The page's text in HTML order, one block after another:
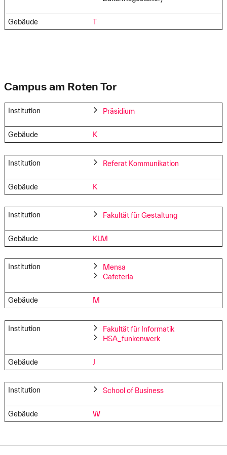
Gebäude T
Campus am Roten Tor
Institution Präsidium
Gebäude K
Institution Referat Kommunikation
Gebäude K
Institution Fakultät für Gestaltung
Gebäude KLM
Institution
Mensa
Cafeteria
Gebäude M
Institution
Fakultät für Informatik
HSA_funkenwerk
Gebäude J
Institution School of Business
Gebäude W